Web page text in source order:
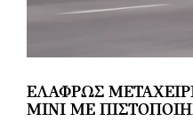
ΕΛΑΦΡΩΣ
ΜΙΝΙ ΜΕ